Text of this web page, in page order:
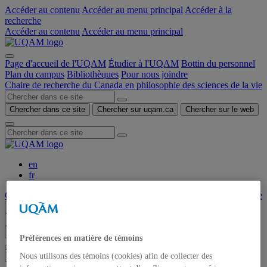
Accéder au contenu Accéder au menu principal Accéder à la
recherche
Accéder au contenu Accéder au menu principal
Page d'accueil de l'UQAM Étudier à l'UQAM Bottin du personnel
Plan du campus Bibliothèques Pour nous joindre
Chaire de recherche du Canada en philosophie des sciences de la vie
Chercher dans ce site Chercher sur uqam.ca Chercher sur le web
en
fr
Chaire de recherche du Canada en philosophie des sciences de la vie
Menu
Préférences en matière de témoins
Nous utilisons des témoins (cookies) afin de collecter des